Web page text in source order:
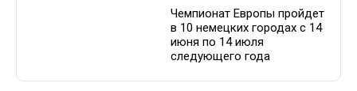
Чемпионат Европы пройдет
в 10 немецких городах с 14
июня по 14 июля
следующего года